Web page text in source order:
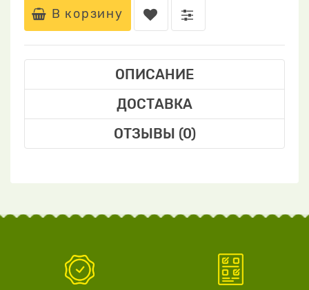
В корзину
ОПИСАНИЕ
ДОСТАВКА
ОТЗЫВЫ (0)